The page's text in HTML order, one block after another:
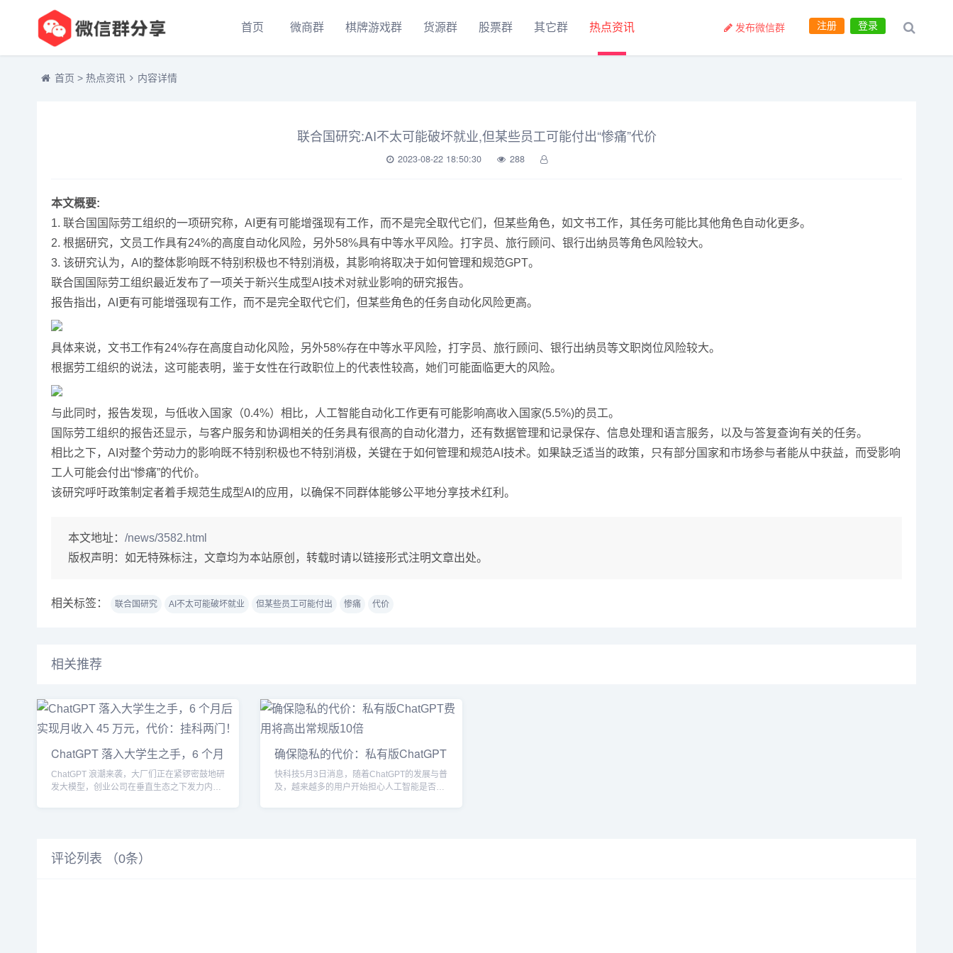
首页 微商群 棋牌游戏群 货源群 股票群 其它群 热点资讯 登录
注册
发布微信群
首页 > 热点资讯 内容详情
联合国研究:AI不太可能破坏就业,但某些员工可能付出“惨痛”代价
2023-08-22 18:50:30 288
本文概要:
1. 联合国国际劳工组织的一项研究称，AI更有可能增强现有工作，而不是完全取代它们，但某些角色，如文书工作，其任务可能比其他角色自动化更多。
2. 根据研究，文员工作具有24%的高度自动化风险，另外58%具有中等水平风险。打字员、旅行顾问、银行出纳员等角色风险较大。
3. 该研究认为，AI的整体影响既不特别积极也不特别消极，其影响将取决于如何管理和规范GPT。
联合国国际劳工组织最近发布了一项关于新兴生成型AI技术对就业影响的研究报告。
报告指出，AI更有可能增强现有工作，而不是完全取代它们，但某些角色的任务自动化风险更高。
具体来说，文书工作有24%存在高度自动化风险，另外58%存在中等水平风险，打字员、旅行顾问、银行出纳员等文职岗位风险较大。
根据劳工组织的说法，这可能表明，鉴于女性在行政职位上的代表性较高，她们可能面临更大的风险。
与此同时，报告发现，与低收入国家（0.4%）相比，人工智能自动化工作更有可能影响高收入国家(5.5%)的员工。
国际劳工组织的报告还显示，与客户服务和协调相关的任务具有很高的自动化潜力，还有数据管理和记录保存、信息处理和语言服务，以及与答复查询有关的任务。
相比之下，AI对整个劳动力的影响既不特别积极也不特别消极，关键在于如何管理和规范AI技术。如果缺乏适当的政策，只有部分国家和市场参与者能从中获益，而受影响
工人可能会付出“惨痛”的代价。
该研究呼吁政策制定者着手规范生成型AI的应用，以确保不同群体能够公平地分享技术红利。
本文地址： /news/3582.html
版权声明： 如无特殊标注，文章均为本站原创，转载时请以链接形式注明文章出处。
相关标签： 联合国研究 AI不太可能破坏就业 但某些员工可能付出 惨痛 代价
相关推荐
ChatGPT 落入大学生之手，6 个月
后实
ChatGPT 浪潮来袭，大厂们正在紧锣密鼓地研
发大模型，创业公司在垂直生态之下发力内容
确保隐私的代价：私有版ChatGPT
费用
快科技5月3日消息，随着ChatGPT的发展与普
及，越来越多的用户开始担心人工智能是否能
评论列表 （0条）